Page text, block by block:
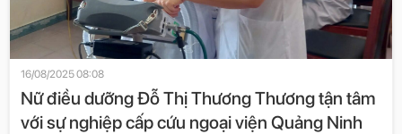
16/08/2025 08:08
Nữ điều dưỡng Đỗ Thị Thương Thương tận tâm
với sự nghiệp cấp cứu ngoại viện Quảng Ninh